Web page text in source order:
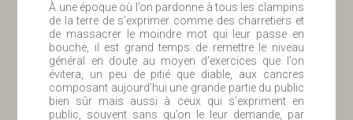
À une époque où l’on pardonne à tous les clampins
de la terre de s’exprimer comme des charretiers et
de massacrer le moindre mot qui leur passe en
bouche, il est grand temps de remettre le niveau
général en doute au moyen d’exercices que l’on
évitera, un peu de pitié que diable, aux cancres
composant aujourd’hui une grande partie du public
bien sûr mais aussi à ceux qui s’expriment en
public, souvent sans qu’on le leur demande, par